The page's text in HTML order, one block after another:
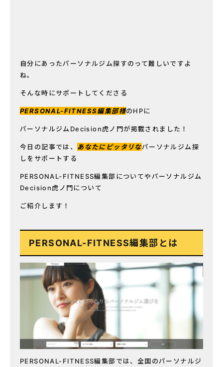
自分にあったパーソナルジム探すのって難しいですよ
ね。
そんな時にサポートしてくださる
PERSONAL-FITNESS編集部様のHPに
パーソナルジムDecision虎ノ門が掲載されました！
今日の記事では、 あなたにピッタリなパーソナルジム探
しをサポートする
PERSONAL-FITNESS編集部についてやパーソナルジム
Decision虎ノ門について
ご紹介します！
PERSONAL-FITNESS編集部とは
PERSONAL-FITNESS編集部では、全国のパーソナルジ